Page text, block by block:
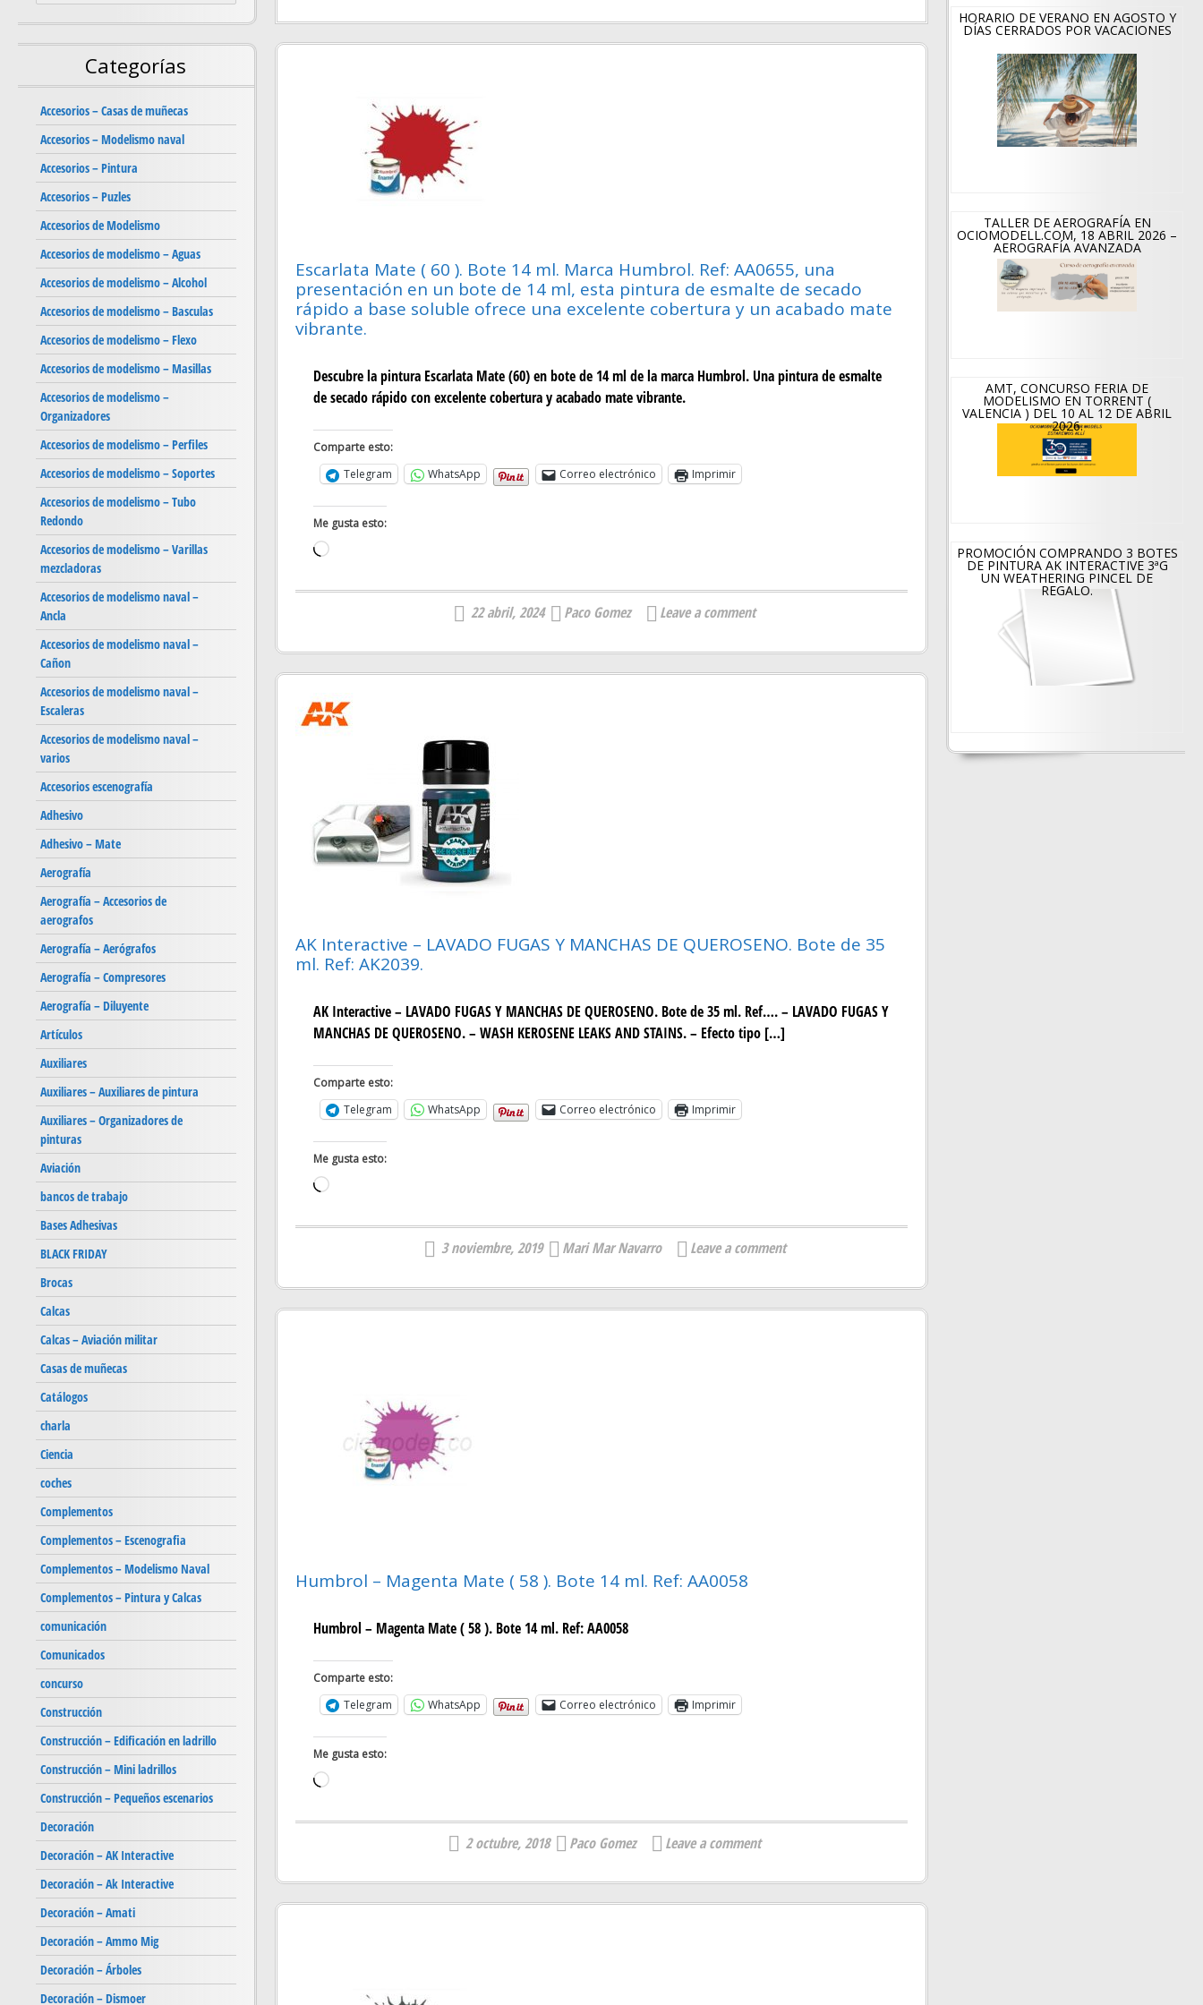
Escarlata Mate ( 60 ). Bote 14 ml. Marca Humbrol. Ref: AA0655, una
presentación en un bote de 14 ml, esta pintura de esmalte de secado
rápido a base soluble ofrece una excelente cobertura y un acabado mate
vibrante.
Descubre la pintura Escarlata Mate (60) en bote de 14 ml de la marca Humbrol. Una pintura de esmalte
de secado rápido con excelente cobertura y acabado mate vibrante.
Comparte esto:
Telegram
WhatsApp Correo electrónico Imprimir
Me gusta esto:
Cargando...
22 abril, 2024 Paco Gomez Leave a comment
AK Interactive – LAVADO FUGAS Y MANCHAS DE QUEROSENO. Bote de 35
ml. Ref: AK2039.
AK Interactive – LAVADO FUGAS Y MANCHAS DE QUEROSENO. Bote de 35 ml. Ref…. – LAVADO FUGAS Y
MANCHAS DE QUEROSENO. – WASH KEROSENE LEAKS AND STAINS. – Efecto tipo […]
Comparte esto:
Telegram
WhatsApp Correo electrónico Imprimir
Me gusta esto:
Cargando...
3 noviembre, 2019 Mari Mar Navarro Leave a comment
Humbrol – Magenta Mate ( 58 ). Bote 14 ml. Ref: AA0058
Humbrol – Magenta Mate ( 58 ). Bote 14 ml. Ref: AA0058
Comparte esto:
Telegram
WhatsApp Correo electrónico Imprimir
Me gusta esto:
Cargando...
2 octubre, 2018 Paco Gomez Leave a comment
Categorías
Accesorios – Casas de muñecas
Accesorios – Modelismo naval
Accesorios – Pintura
Accesorios – Puzles
Accesorios de Modelismo
Accesorios de modelismo – Aguas
Accesorios de modelismo – Alcohol
Accesorios de modelismo – Basculas
Accesorios de modelismo – Flexo
Accesorios de modelismo – Masillas
Accesorios de modelismo –
Organizadores
Accesorios de modelismo – Perfiles
Accesorios de modelismo – Soportes
Accesorios de modelismo – Tubo
Redondo
Accesorios de modelismo – Varillas
mezcladoras
Accesorios de modelismo naval –
Ancla
Accesorios de modelismo naval –
Cañon
Accesorios de modelismo naval –
Escaleras
Accesorios de modelismo naval –
varios
Accesorios escenografía
Adhesivo
Adhesivo – Mate
Aerografía
Aerografía – Accesorios de
aerografos
Aerografía – Aerógrafos
Aerografía – Compresores
Aerografía – Diluyente
Artículos
Auxiliares
Auxiliares – Auxiliares de pintura
Auxiliares – Organizadores de
pinturas
Aviación
bancos de trabajo
Bases Adhesivas
BLACK FRIDAY
Brocas
Calcas
Calcas – Aviación militar
Casas de muñecas
Catálogos
charla
Ciencia
coches
Complementos
Complementos – Escenografia
Complementos – Modelismo Naval
Complementos – Pintura y Calcas
comunicación
Comunicados
concurso
Construcción
Construcción – Edificación en ladrillo
Construcción – Mini ladrillos
Construcción – Pequeños escenarios
Decoración
Decoración – AK Interactive
Decoración – Ak Interactive
Decoración – Amati
Decoración – Ammo Mig
Decoración – Árboles
Decoración – Dismoer
HORARIO DE VERANO EN AGOSTO Y
DÍAS CERRADOS POR VACACIONES
TALLER DE AEROGRAFÍA EN
OCIOMODELL.COM, 18 ABRIL 2026 –
AEROGRAFÍA AVANZADA
AMT, CONCURSO FERIA DE
MODELISMO EN TORRENT (
VALENCIA ) DEL 10 AL 12 DE ABRIL
2026.
PROMOCIÓN COMPRANDO 3 BOTES
DE PINTURA AK INTERACTIVE 3ªG
UN WEATHERING PINCEL DE
REGALO.